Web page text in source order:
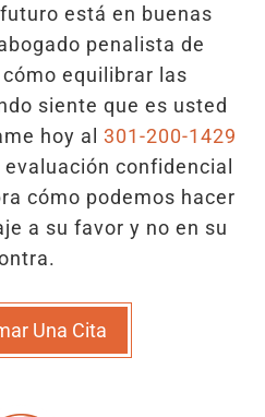
está en buenas
penalista de
equilibrar las
siente que es usted
hoy al 301-200-1429
confidencial
cómo podemos hacer
a su favor y no en su
Una Cita